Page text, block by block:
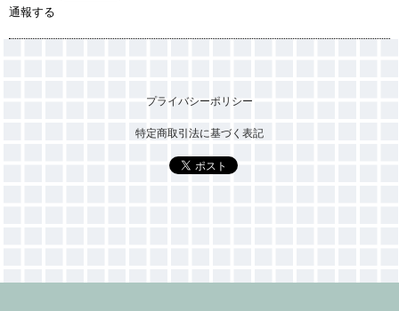
通報する
プライバシーポリシー
特定商取引法に基づく表記